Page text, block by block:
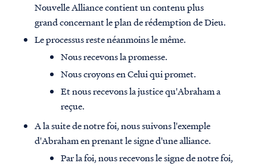
Nouvelle Alliance contient un contenu plus
grand concernant le plan de rédemption de Dieu.
Le processus reste néanmoins le même.
Nous recevons la promesse.
Nous croyons en Celui qui promet.
Et nous recevons la justice qu'Abraham a
reçue.
A la suite de notre foi, nous suivons l'exemple
d'Abraham en prenant le signe d'une alliance.
Par la foi, nous recevons le signe de notre foi,